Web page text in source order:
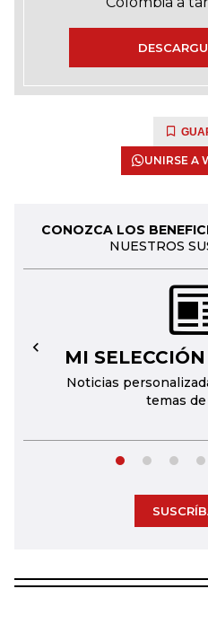
UNIRSE A
CONOZCA LOS
NUESTROS
MI
Noticias
temas
←